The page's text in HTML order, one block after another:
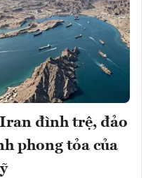
đình trệ, đảo
phong tỏa của